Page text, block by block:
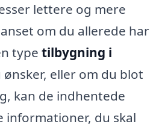
lettere og mere
om du allerede har
type tilbygning i
ønsker, eller om du blot
kan de indhentede
informationer, du skal